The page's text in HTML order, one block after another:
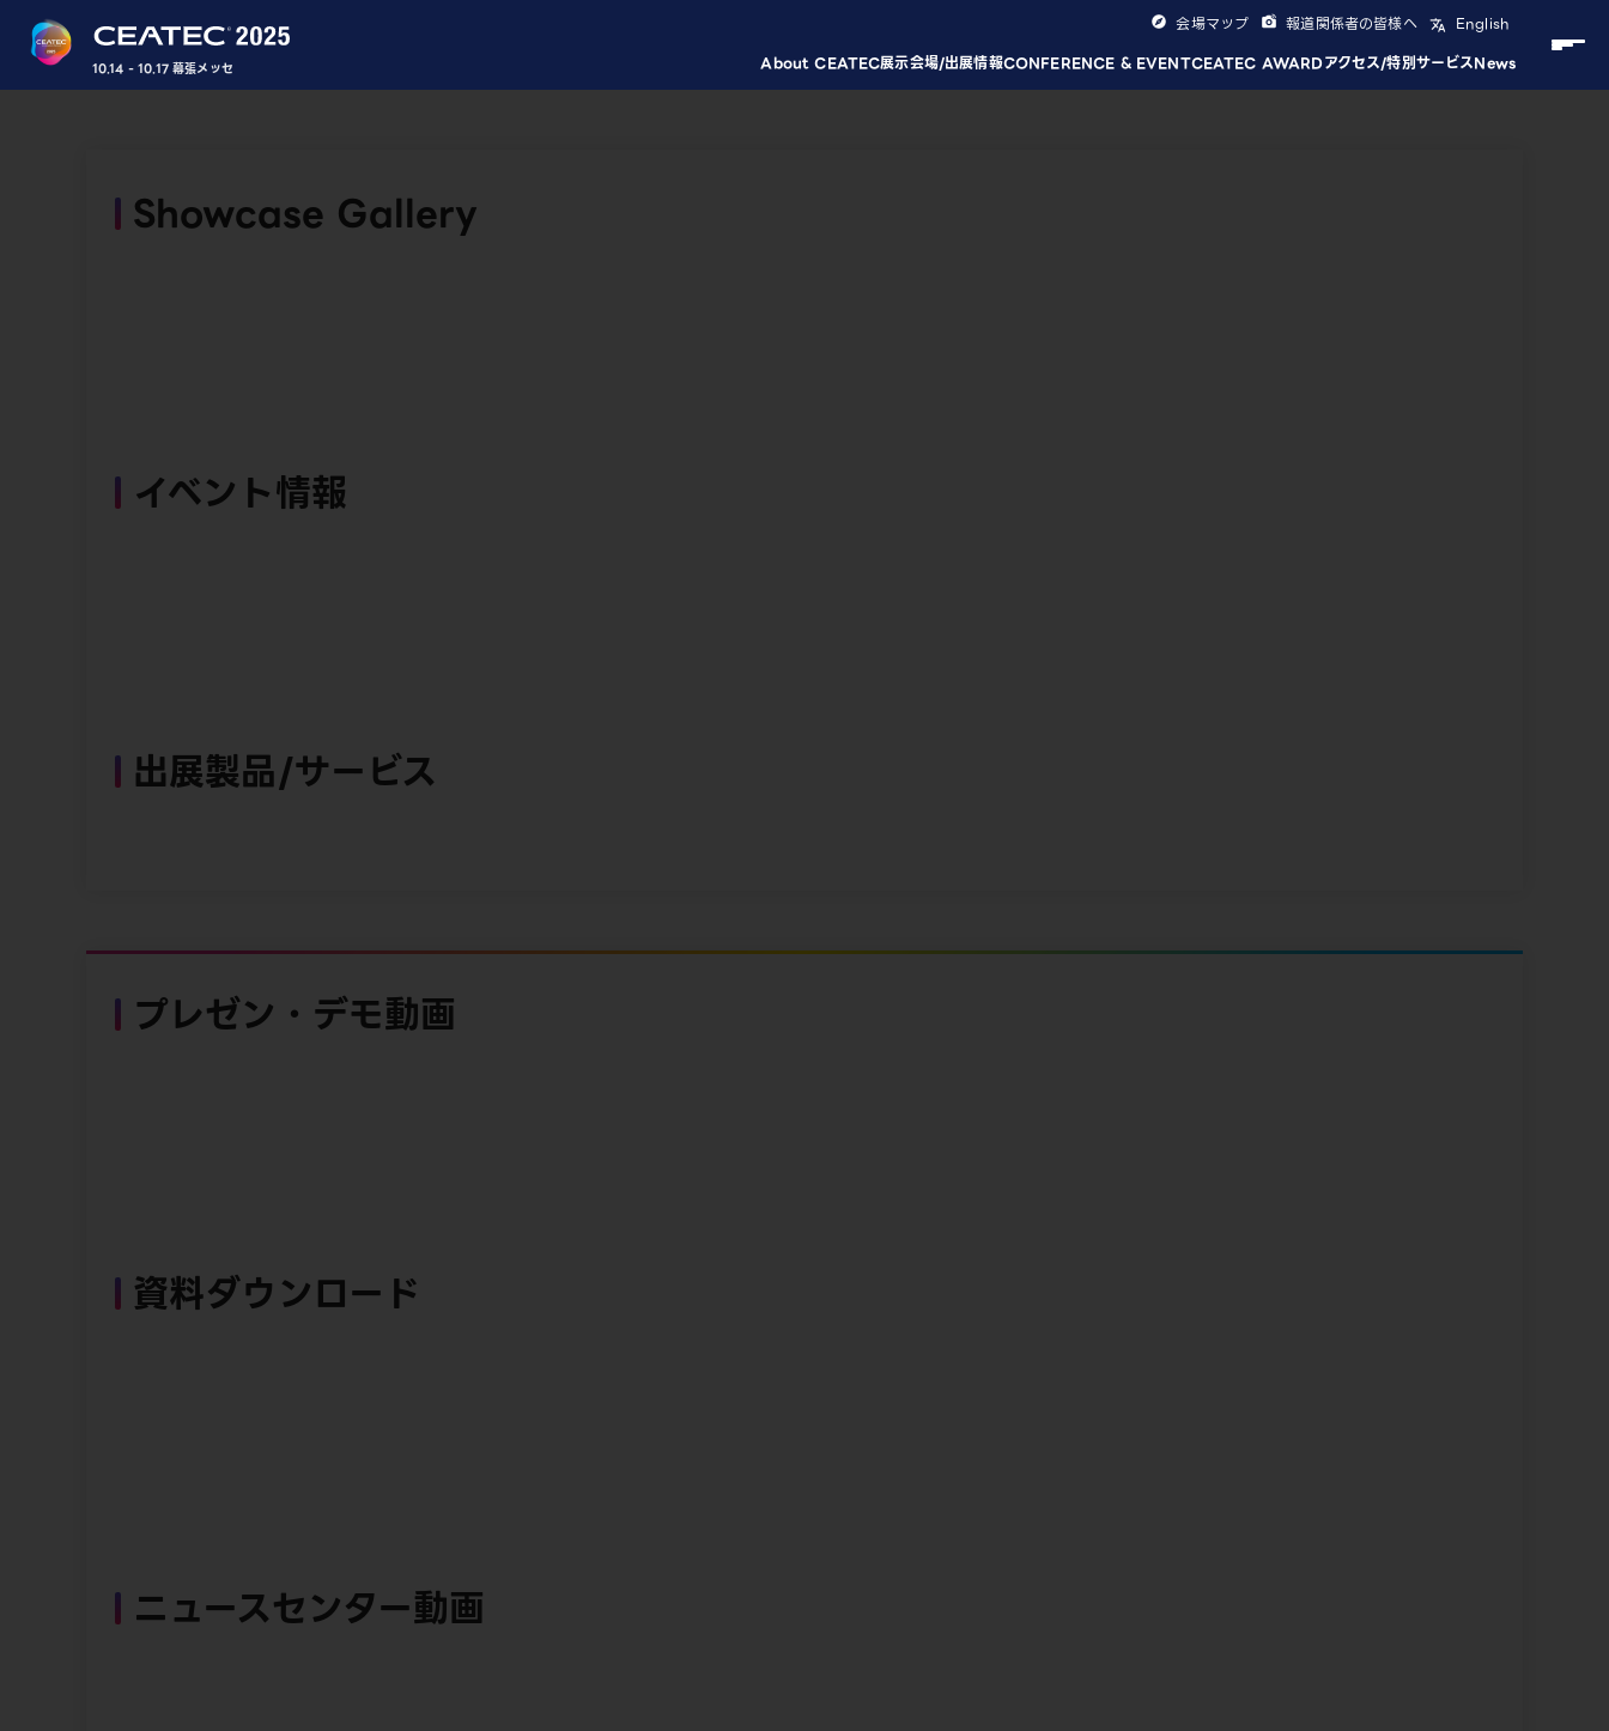
10.14 - 10.17 幕張メッセ About CEATEC展示会場/出展情報CONFERENCE & EVENTCEATEC AWARDアクセス/特別サービスNews
会場マップ 報道関係者の皆様へ English
Showcase Gallery
イベント情報
出展製品/サービス
プレゼン・デモ動画
資料ダウンロード
ニュースセンター動画